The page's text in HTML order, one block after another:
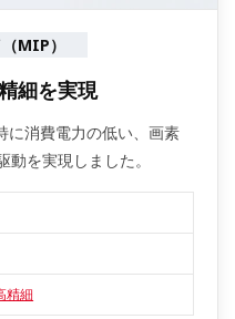
MIP）
細を実現
に消費電力の低い、画素
を実現しました。
精細